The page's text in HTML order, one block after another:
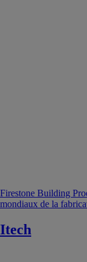
Firestone Building
mondiaux de la
Itech